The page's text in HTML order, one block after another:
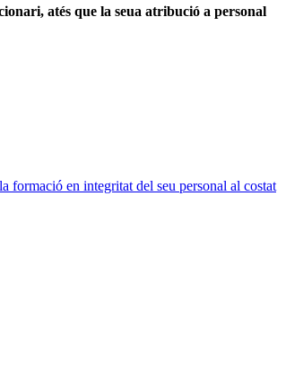
atés que la seua atribució a personal
formació en integritat del seu personal al costat